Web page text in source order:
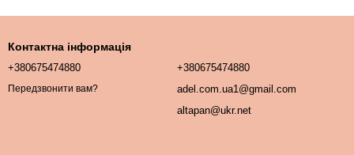
Контактна інформація
+380675474880
Передзвонити вам?
+380675474880
adel.com.ua1@gmail.com
altapan@ukr.net